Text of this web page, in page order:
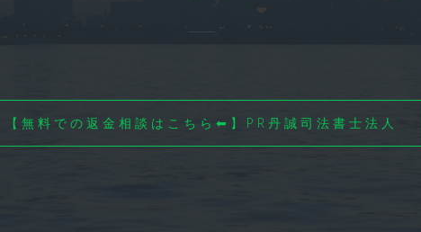
【無料での返金相談はこちら⬅】PR丹誠司法書士法人